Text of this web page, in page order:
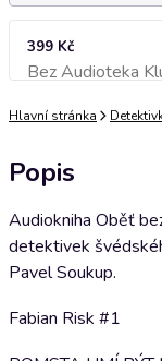
399 Kč
Bez Audioteka
Hlavní stránka
Popis
Audiokniha Oběť
detektivek
Pavel Soukup.
Fabian Risk #1